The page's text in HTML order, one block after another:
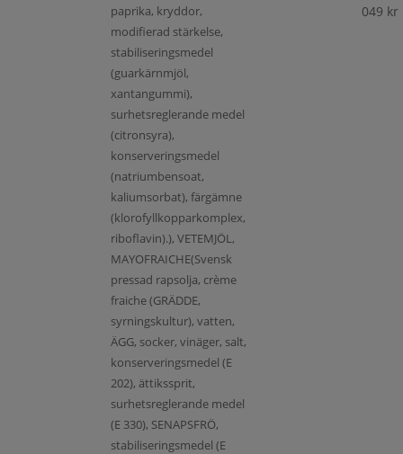
paprika, kryddor,
modifierad stärkelse,
stabiliseringsmedel
(guarkärnmjöl,
xantangummi),
surhetsreglerande medel
(citronsyra),
konserveringsmedel
(natriumbensoat,
kaliumsorbat), färgämne
(klorofyllkopparkomplex,
riboflavin).), VETEMJÖL,
MAYOFRAICHE(Svensk
pressad rapsolja, crème
fraiche (GRÄDDE,
syrningskultur), vatten,
ÄGG, socker, vinäger, salt,
konserveringsmedel (E
202), ättikssprit,
surhetsreglerande medel
(E 330), SENAPSFRÖ,
stabiliseringsmedel (E
049 kr